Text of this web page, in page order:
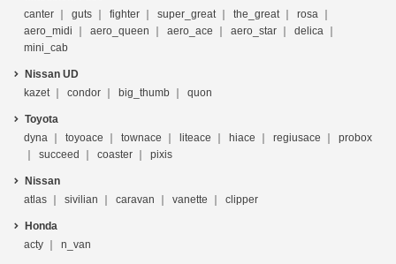
canter
guts fighter super_great the_great
rosa
aero_midi
aero_queen aero_ace aero_star
delica
mini_cab
Nissan UD
kazet
condor big_thumb quon
Toyota
dyna
toyoace townace liteace hiace regiusace
probox
succeed
coaster pixis
Nissan
atlas
sivilian caravan vanette clipper
Honda
acty
n_van